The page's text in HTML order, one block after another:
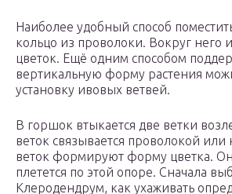
Наиболее удобный способ
кольцо из проволоки. Вокруг него
цветок. Ещё одним способом
вертикальную форму растения
установку ивовых ветвей.
В горшок втыкается две ветки
веток связывается проволокой
веток формируют форму цветка. Он
плетется по этой опоре. Сначала
Клеродендрум, как ухаживать